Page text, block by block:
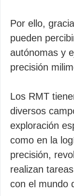
Por ello,
pueden
autónomas y
precisión
Los RMT
diversos
exploración
como en la
precisión,
realizan
con el mundo